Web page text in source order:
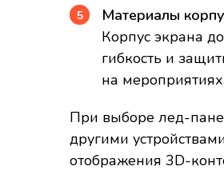
Материалы
Корпус экрана
гибкость и
на мероприятиях.
При выборе лед-
другими
отображения 3D-